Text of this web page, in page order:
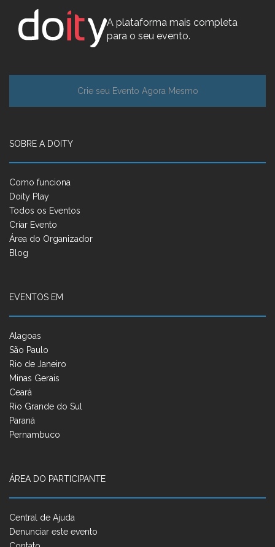
A plataforma mais completa
para o seu evento.
Crie seu Evento Agora Mesmo
SOBRE A DOITY
Como funciona
Doity Play
Todos os Eventos
Criar Evento
Área do Organizador
Blog
EVENTOS EM
Alagoas
São Paulo
Rio de Janeiro
Minas Gerais
Ceará
Rio Grande do Sul
Paraná
Pernambuco
ÁREA DO PARTICIPANTE
Central de Ajuda
Denunciar este evento